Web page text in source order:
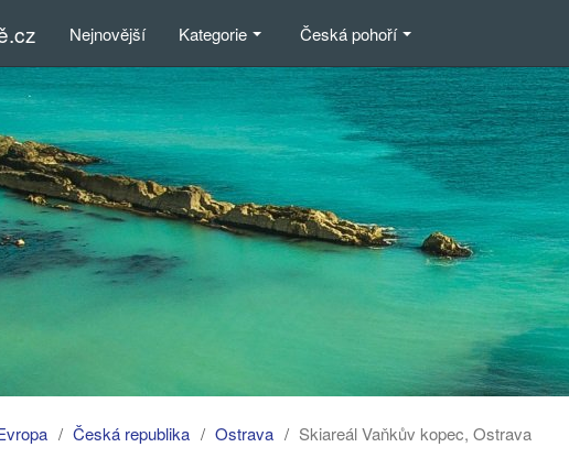
Nejnovější Kategorie Česká pohoří
Česká republika Ostrava Skiareál Vaňkův kopec, Ostrava